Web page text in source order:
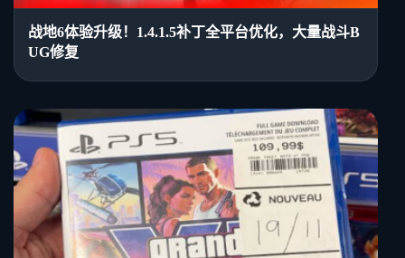
战地6体验升级！1.4.1.5补丁全平台优化，大量战斗B
UG修复